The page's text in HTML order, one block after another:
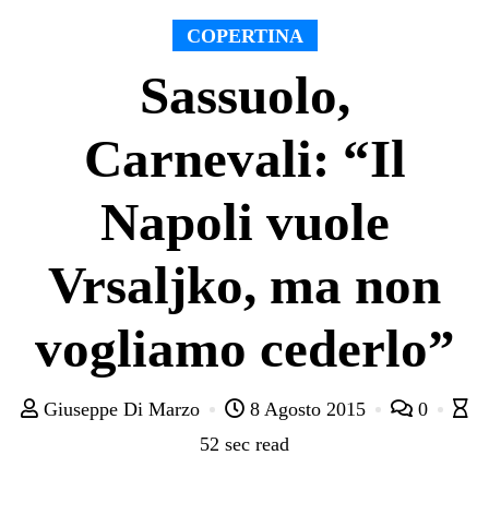
COPERTINA
Sassuolo,
Carnevali: “Il
Napoli vuole
Vrsaljko, ma non
vogliamo cederlo”
Giuseppe Di Marzo 8 Agosto 2015
0
52 sec read